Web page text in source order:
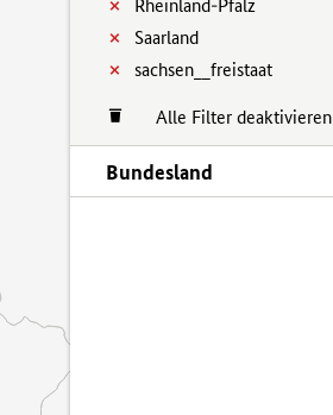
Rheinland-Pfalz
Saarland
sachsen__freistaat
Alle Filter deaktivieren
Bundesland